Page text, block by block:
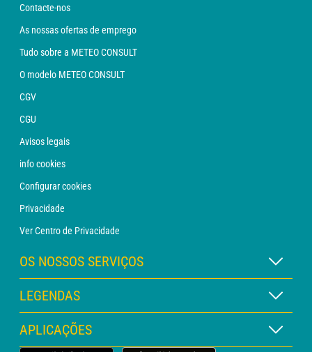
Contacte-nos
As nossas ofertas de emprego
Tudo sobre a METEO CONSULT
O modelo METEO CONSULT
CGV
CGU
Avisos legais
info cookies
Configurar cookies
Privacidade
Ver Centro de Privacidade
OS NOSSOS SERVIÇOS
Assinatura METEO Xpert
Assinatura METEO PRO
Consulta com um analista
LEGENDAS
Legenda dos mapas
Legenda dos pictogramas
APLICAÇÕES